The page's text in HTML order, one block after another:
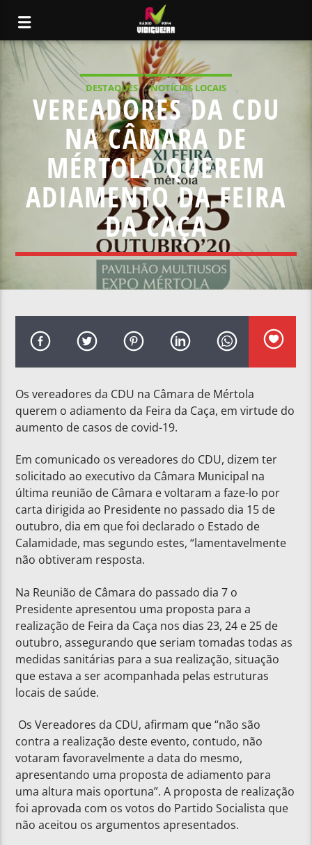
DESTAQUES NOTÍCIAS LOCAIS
VEREADORES DA CDU
NA CÂMARA DE
MÉRTOLA QUEREM
ADIAMENTO DA FEIRA
DA CAÇA
Os vereadores da CDU na Câmara de Mértola
querem o adiamento da Feira da Caça, em virtude do
aumento de casos de covid-19.
Em comunicado os vereadores do CDU, dizem ter
solicitado ao executivo da Câmara Municipal na
última reunião de Câmara e voltaram a faze-lo por
carta dirigida ao Presidente no passado dia 15 de
outubro, dia em que foi declarado o Estado de
Calamidade, mas segundo estes, “lamentavelmente
não obtiveram resposta.
Na Reunião de Câmara do passado dia 7 o
Presidente apresentou uma proposta para a
realização de Feira da Caça nos dias 23, 24 e 25 de
outubro, assegurando que seriam tomadas todas as
medidas sanitárias para a sua realização, situação
que estava a ser acompanhada pelas estruturas
locais de saúde.
Os Vereadores da CDU, afirmam que “não são
contra a realização deste evento, contudo, não
votaram favoravelmente a data do mesmo,
apresentando uma proposta de adiamento para
uma altura mais oportuna”. A proposta de realização
foi aprovada com os votos do Partido Socialista que
não aceitou os argumentos apresentados.